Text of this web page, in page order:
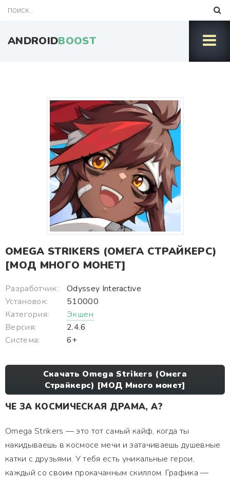
ANDROIDBOOST
OMEGA STRIKERS (ОМЕГА СТРАЙКЕРС)
[МОД МНОГО МОНЕТ]
Разработчик:
Odyssey Interactive
Установок:
510000
Категория:
Экшен
Версия:
2.4.6
Система:
6+
Скачать Omega Strikers (Омега
Страйкерс) [МОД Много монет]
ЧЕ ЗА КОСМИЧЕСКАЯ ДРАМА, А?
Omega Strikers — это тот самый кайф, когда ты
накидываешь в космосе мечи и затачиваешь душевные
катки с друзьями. У тебя есть уникальные герои,
каждый со своим прокачанным скиллом. Графика —